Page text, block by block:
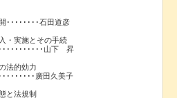
････････石田道彦
・実施とその手続
････山下 昇
法的効力
･･廣田久美子
と法規制